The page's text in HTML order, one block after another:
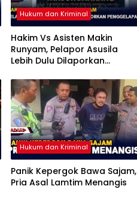
Hukum dan Kriminal
Hakim Vs Asisten Makin
Runyam, Pelapor Asusila
Lebih Dulu Dilaporkan
Hukum dan Kriminal
Panik Kepergok Bawa Sajam,
Pria Asal Lamtim Menangis